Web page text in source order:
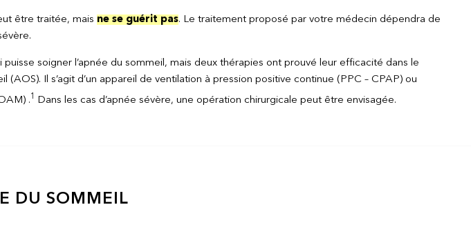
être traitée, mais ne se guérit pas. Le traitement proposé par votre médecin dépendra de
puisse soigner l’apnée du sommeil, mais deux thérapies ont prouvé leur efficacité dans le
Il s’agit d’un appareil de ventilation à pression positive continue (PPC – CPAP) ou
.1 Dans les cas d’apnée sévère, une opération chirurgicale peut être envisagée.
DU SOMMEIL